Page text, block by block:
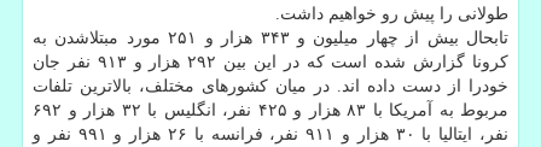
طولانی را پیش رو خواهیم داشت.
تابحال بیش از چهار میلیون و ۳۴۳ هزار و ۲۵۱ مورد مبتلاشدن به
کرونا گزارش شده است که در این بین ۲۹۲ هزار و ۹۱۳ نفر جان
خودرا از دست داده اند. در میان کشورهای مختلف، بالاترین تلفات
مربوط به آمریکا با ۸۳ هزار و ۴۲۵ نفر، انگلیس با ۳۲ هزار و ۶۹۲
نفر، ایتالیا با ۳۰ هزار و ۹۱۱ نفر، فرانسه با ۲۶ هزار و ۹۹۱ نفر و